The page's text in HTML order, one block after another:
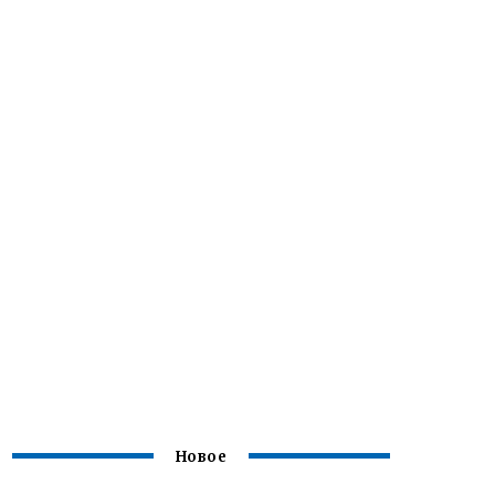
Новое